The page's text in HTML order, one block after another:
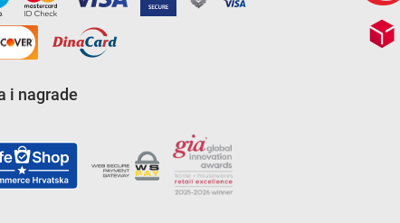
i nagrade